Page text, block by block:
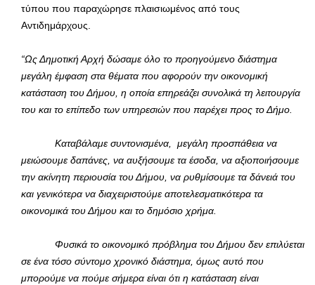
τύπου που παραχώρησε πλαισιωμένος από τους
Αντιδημάρχους.
“Ως Δημοτική Αρχή δώσαμε όλο το προηγούμενο διάστημα
μεγάλη έμφαση στα θέματα που αφορούν την οικονομική
κατάσταση του Δήμου, η οποία επηρεάζει συνολικά τη λειτουργία
του και το επίπεδο των υπηρεσιών που παρέχει προς το Δήμο.
Καταβάλαμε συντονισμένα, μεγάλη προσπάθεια να
μειώσουμε δαπάνες, να αυξήσουμε τα έσοδα, να αξιοποιήσουμε
την ακίνητη περιουσία του Δήμου, να ρυθμίσουμε τα δάνειά του
και γενικότερα να διαχειριστούμε αποτελεσματικότερα τα
οικονομικά του Δήμου και το δημόσιο χρήμα.
Φυσικά το οικονομικό πρόβλημα του Δήμου δεν επιλύεται
σε ένα τόσο σύντομο χρονικό διάστημα, όμως αυτό που
μπορούμε να πούμε σήμερα είναι ότι η κατάσταση είναι